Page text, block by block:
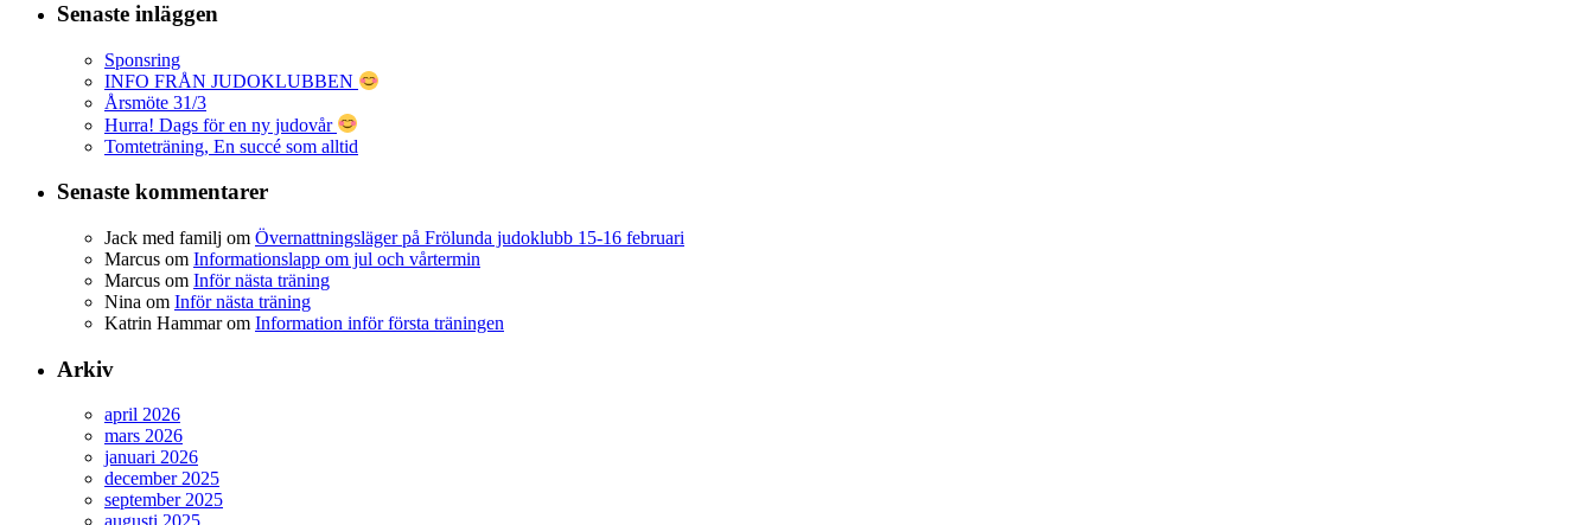
Senaste inläggen
Sponsring
INFO FRÅN JUDOKLUBBEN
Årsmöte 31/3
Hurra! Dags för en ny judovår
Tomteträning, En succé som alltid
Senaste kommentarer
Jack med familj om Övernattningsläger på Frölunda judoklubb 15-16 februari
Marcus om Informationslapp om jul och vårtermin
Marcus om Inför nästa träning
Nina om Inför nästa träning
Katrin Hammarom Information inför första träningen
Arkiv
april 2026
mars 2026
januari 2026
december 2025
september 2025